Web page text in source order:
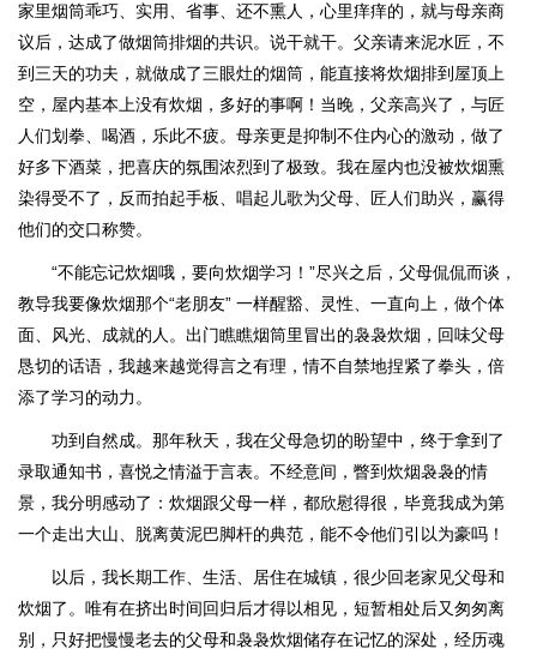
家里烟筒乖巧、实用、省事、还不熏人，心里痒痒的，就与母亲商
议后，达成了做烟筒排烟的共识。说干就干。父亲请来泥水匠，不
到三天的功夫，就做成了三眼灶的烟筒，能直接将炊烟排到屋顶上
空，屋内基本上没有炊烟，多好的事啊！当晚，父亲高兴了，与匠
人们划拳、喝酒，乐此不疲。母亲更是抑制不住内心的激动，做了
好多下酒菜，把喜庆的氛围浓烈到了极致。我在屋内也没被炊烟熏
染得受不了，反而拍起手板、唱起儿歌为父母、匠人们助兴，赢得
他们的交口称赞。
“不能忘记炊烟哦，要向炊烟学习！”尽兴之后，父母侃侃而谈，
教导我要像炊烟那个“老朋友” 一样醒豁、灵性、一直向上，做个体
面、风光、成就的人。出门瞧瞧烟筒里冒出的袅袅炊烟，回味父母
恳切的话语，我越来越觉得言之有理，情不自禁地捏紧了拳头，倍
添了学习的动力。
功到自然成。那年秋天，我在父母急切的盼望中，终于拿到了
录取通知书，喜悦之情溢于言表。不经意间，瞥到炊烟袅袅的情
景，我分明感动了：炊烟跟父母一样，都欣慰得很，毕竟我成为第
一个走出大山、脱离黄泥巴脚杆的典范，能不令他们引以为豪吗！
以后，我长期工作、生活、居住在城镇，很少回老家见父母和
炊烟了。唯有在挤出时间回归后才得以相见，短暂相处后又匆匆离
别，只好把慢慢老去的父母和袅袅炊烟储存在记忆的深处，经历魂